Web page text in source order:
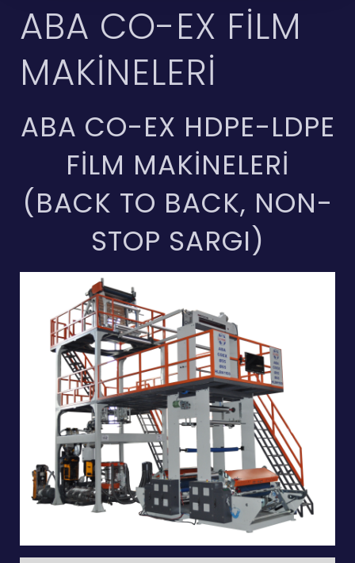
ABA CO-EX FILM
MAKINELERI
ABA CO-EX HDPE-LDPE
FILM MAKINELERI
(BACK TO BACK, NON-
STOP SARGI)